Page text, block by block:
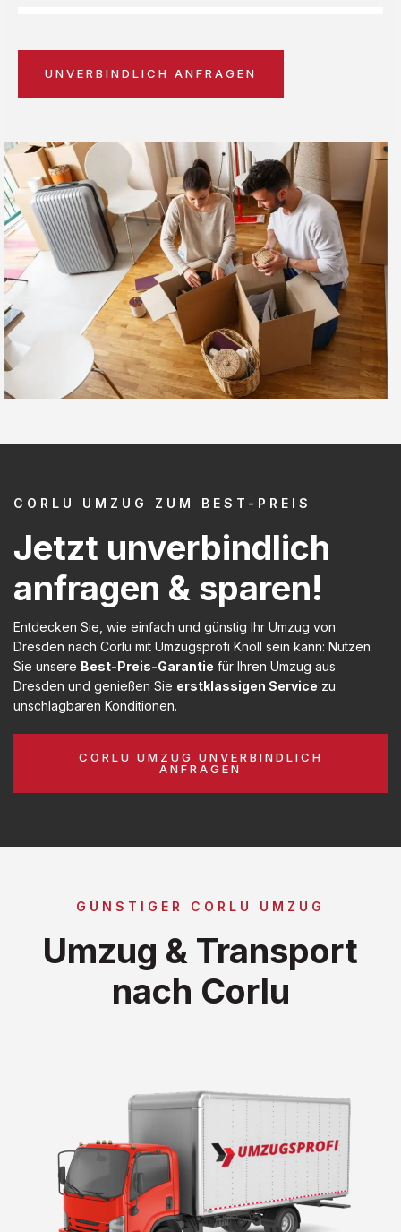
UNVERBINDLICH ANFRAGEN
CORLU UMZUG ZUM BEST-PREIS
Jetzt unverbindlich
anfragen & sparen!
Entdecken Sie, wie einfach und günstig Ihr Umzug von
Dresden nach Corlu mit Umzugsprofi Knoll sein kann: Nutzen
Sie unsere Best-Preis-Garantie für Ihren Umzug aus
Dresden und genießen Sie erstklassigen Service zu
unschlagbaren Konditionen.
CORLU UMZUG UNVERBINDLICH
ANFRAGEN
GÜNSTIGER CORLU UMZUG
Umzug & Transport
nach Corlu